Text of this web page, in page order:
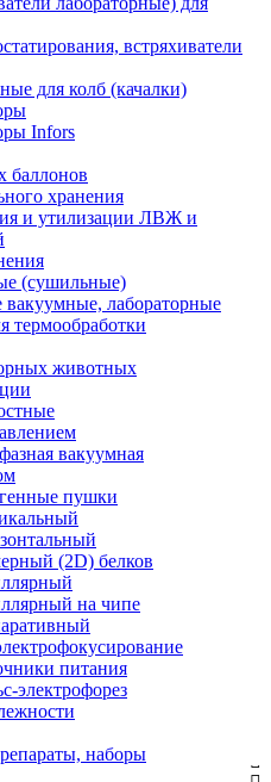
встряхиватели
для колб (качалки)
Infors
баллонов
хранения
и утилизации ЛВЖ и
(сушильные)
лабораторные
термообработки
животных
вакуумная
пушки
(2D) белков
на чипе
питания
электрофорез
наборы